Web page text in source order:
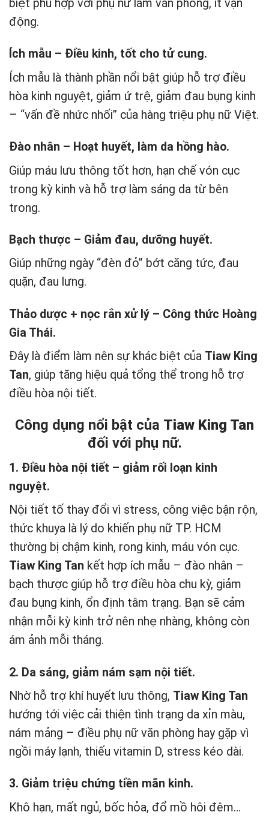
biệt phù hợp với phụ nữ làm văn phòng, ít vận
động.
Ích mẫu – Điều kinh, tốt cho tử cung.
Ích mẫu là thành phần nổi bật giúp hỗ trợ điều
hòa kinh nguyệt, giảm ứ trệ, giảm đau bụng kinh
– “vấn đề nhức nhối” của hàng triệu phụ nữ Việt.
Đào nhân – Hoạt huyết, làm da hồng hào.
Giúp máu lưu thông tốt hơn, hạn chế vón cục
trong kỳ kinh và hỗ trợ làm sáng da từ bên
trong.
Bạch thược – Giảm đau, dưỡng huyết.
Giúp những ngày “đèn đỏ” bớt căng tức, đau
quặn, đau lưng.
Thảo dược + nọc rắn xử lý – Công thức Hoàng
Gia Thái.
Đây là điểm làm nên sự khác biệt của Tiaw King
Tan, giúp tăng hiệu quả tổng thể trong hỗ trợ
điều hòa nội tiết.
Công dụng nổi bật của Tiaw King Tan
đối với phụ nữ.
1. Điều hòa nội tiết – giảm rối loạn kinh
nguyệt.
Nội tiết tố thay đổi vì stress, công việc bận rộn,
thức khuya là lý do khiến phụ nữ TP. HCM
thường bị chậm kinh, rong kinh, máu vón cục.
Tiaw King Tan kết hợp ích mẫu – đào nhân –
bạch thược giúp hỗ trợ điều hòa chu kỳ, giảm
đau bụng kinh, ổn định tâm trạng. Bạn sẽ cảm
nhận mỗi kỳ kinh trở nên nhẹ nhàng, không còn
ám ảnh mỗi tháng.
2. Da sáng, giảm nám sạm nội tiết.
Nhờ hỗ trợ khí huyết lưu thông, Tiaw King Tan
hướng tới việc cải thiện tình trạng da xỉn màu,
nám mảng – điều phụ nữ văn phòng hay gặp vì
ngồi máy lạnh, thiếu vitamin D, stress kéo dài.
3. Giảm triệu chứng tiền mãn kinh.
Khô hạn, mất ngủ, bốc hỏa, đổ mồ hôi đêm…